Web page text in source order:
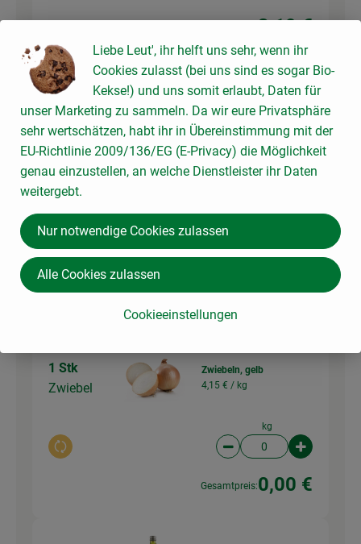
3,19 €
1 Stk
Büffelmoz
zarella
Auswahl ändern
Mozzarella di Bufala
Campana
125g
Gesamtpreis:3,79 €
Du hast sicher:
1 Stk
Zwiebel
Auswahl ändern
Zwiebeln, gelb
4,15 € / kg
kg
Artikelanzahl
Gesamtpreis:0,00 €
Liebe Leut', ihr helft uns sehr, wenn ihr
Cookies zulasst (bei uns sind es sogar Bio-
Kekse!) und uns somit erlaubt, Daten für
unser Marketing zu sammeln. Da wir eure Privatsphäre
sehr wertschätzen, habt ihr in Übereinstimmung mit der
EU-Richtlinie 2009/136/EG (E-Privacy) die Möglichkeit
genau einzustellen, an welche Dienstleister ihr Daten
weitergebt.
Cookieeinstellungen
Nur notwendige Cookies zulassen
Alle Cookies zulassen